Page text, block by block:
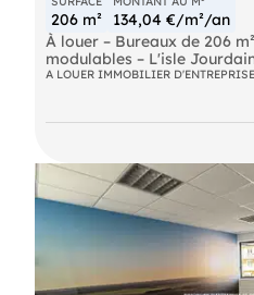
206 m²
134,04 €/m²/an
À louer – Bureaux de 206
modulables – L'isle
fois fonctionnel et
de 206 m², situés au 1er
tertiaire (sans ascenseur),
commerciale et artisanale
Jourdain.
Pensés pour répondre aux
en développement, les
bureaux indépendants,
réunion, de sanitaires
circulation agréables.
A LOUER IMMOBILIER